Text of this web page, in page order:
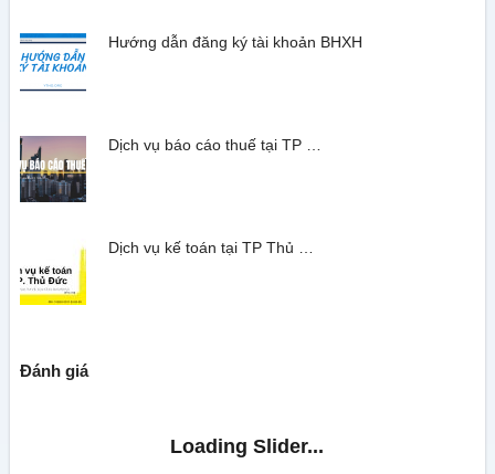
Hướng dẫn đăng ký tài khoản BHXH
Dịch vụ báo cáo thuế tại TP …
Dịch vụ kế toán tại TP Thủ …
Đánh giá